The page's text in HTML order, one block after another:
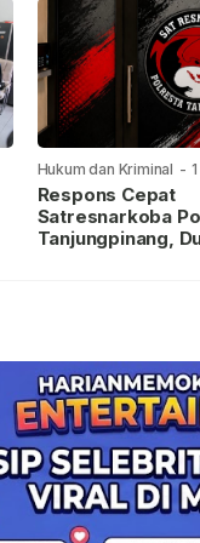
Hukum dan Kriminal -
lalu
Respons Cepat
Satresnarkoba
Tanjungpinang,